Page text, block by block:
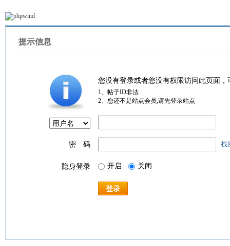
提示信息
您没有登录或者您没有权限访问此页面
1、帖子ID非法
2、您还不是站点会员,请先登录站点
密 码 找
隐身登录 开启 关闭
登录